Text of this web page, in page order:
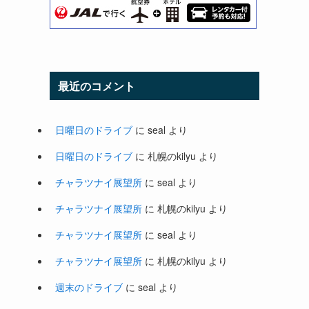
最近のコメント
日曜日のドライブ に seal より
日曜日のドライブ に 札幌のkilyu より
チャラツナイ展望所 に seal より
チャラツナイ展望所 に 札幌のkilyu より
チャラツナイ展望所 に seal より
チャラツナイ展望所 に 札幌のkilyu より
週末のドライブ に seal より